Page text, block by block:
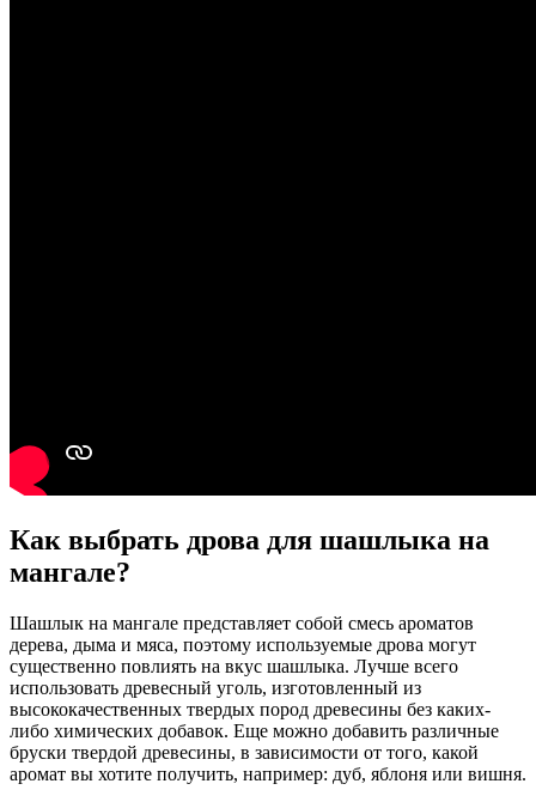
Как выбрать дрова для шашлыка на
мангале?
Шашлык на мангале представляет собой смесь ароматов
дерева, дыма и мяса, поэтому используемые дрова могут
существенно повлиять на вкус шашлыка. Лучше всего
использовать древесный уголь, изготовленный из
высококачественных твердых пород древесины без каких-
либо химических добавок. Еще можно добавить различные
бруски твердой древесины, в зависимости от того, какой
аромат вы хотите получить, например: дуб, яблоня или вишня.